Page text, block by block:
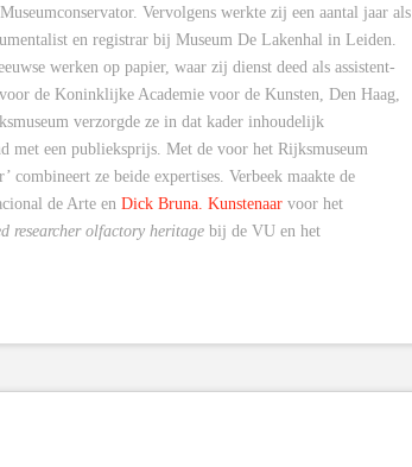
Vervolgens werkte zij een aantal jaar als
en registrar bij Museum De Lakenhal in Leiden.
werken op papier, waar zij dienst deed als assistent-
de Koninklijke Academie voor de Kunsten, Den Haag,
verzorgde ze in dat kader inhoudelijk
met een publieksprijs. Met de voor het Rijksmuseum
ze beide expertises. Verbeek maakte de
de Arte en Dick Bruna. Kunstenaarvoor het
researcher olfactory heritagebij de VU en het